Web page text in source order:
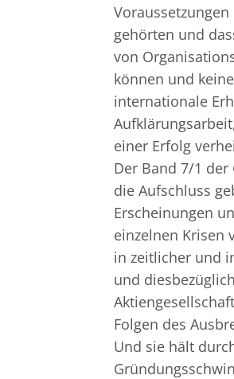
gehörten und
von
können und
internationale
einer Erfolg
Der Band 7/1
die Aufschluss
Erscheinungen
einzelnen Krisen
in zeitlicher und
und
Folgen des
Und sie hält